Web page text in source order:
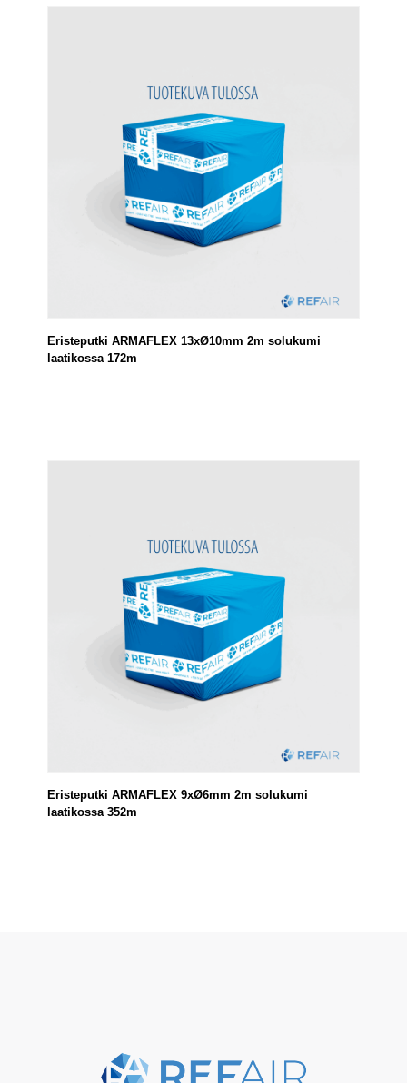
Eristeputki ARMAFLEX 13xØ10mm 2m solukumi
laatikossa 172m
Eristeputki ARMAFLEX 9xØ6mm 2m solukumi
laatikossa 352m